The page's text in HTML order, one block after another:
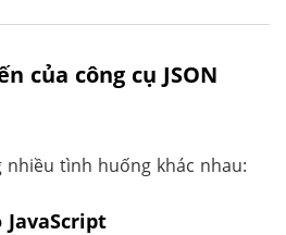
của công cụ JSON
tình huống khác nhau: